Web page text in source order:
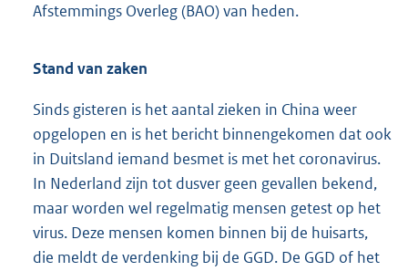
Afstemmings Overleg (BAO) van heden.
Stand van zaken
Sinds gisteren is het aantal zieken in China weer
opgelopen en is het bericht binnengekomen dat ook
in Duitsland iemand besmet is met het coronavirus.
In Nederland zijn tot dusver geen gevallen bekend,
maar worden wel regelmatig mensen getest op het
virus. Deze mensen komen binnen bij de huisarts,
die meldt de verdenking bij de GGD. De GGD of het